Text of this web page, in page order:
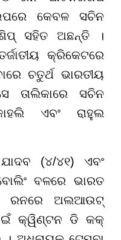
କେବଳ ସଚିନ
ସହିତ ଅଛନ୍ତି ।
କ୍ରିକେଟରେ
ଚତୁର୍ଥ ଭାରତୀୟ
ତାଲିକାରେ ସଚିନ
ଏବଂ ରାହୁଲ
(୪/୪୧) ଏବଂ
ବଳରେ ଭାରତ
ରନରେ ଅଲଆଉଟ୍
କ୍ୱିଣ୍ଟନ ଡି କକ୍